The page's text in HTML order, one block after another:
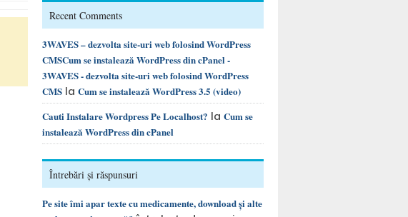
Recent Comments
3WAVES – dezvolta site-uri web folosind WordPress
CMSCum se instalează WordPress din cPanel -
3WAVES - dezvolta site-uri web folosind WordPress
CMS la Cum se instalează WordPress 3.5 (video)
Cauti Instalare Wordpress Pe Localhost? la Cum se
instalează WordPress din cPanel
Întrebări și răspunsuri
Pe site îmi apar texte cu medicamente, download și alte